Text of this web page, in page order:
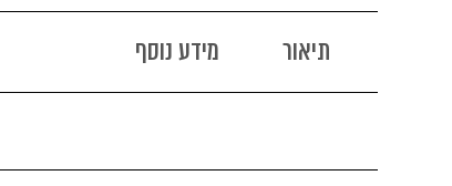
תיאור מידע נוסף